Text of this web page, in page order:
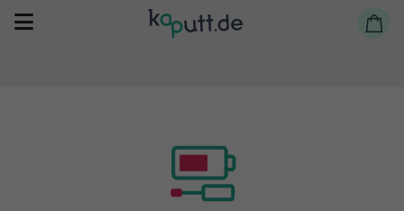
Selbst reparieren